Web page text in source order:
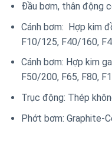
Đầu bơm, thân động
Cánh bơm: Hợp kim
F10/125, F40/160,
Cánh bơm: Hợp kim
F50/200, F65, F80,
Trục động: Thép
Phớt bơm: Graphite-